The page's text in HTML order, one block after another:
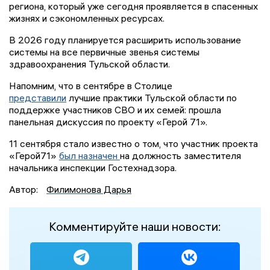
региона, который уже сегодня проявляется в спасенных
жизнях и сэкономленных ресурсах.
В 2026 году планируется расширить использование
системы на все первичные звенья системы
здравоохранения Тульской области.
Напомним, что в сентябре в Столице
представили лучшие практики Тульской области по
поддержке участников СВО и их семей: прошла
панельная дискуссия по проекту «Герой 71».
11 сентября стало известно о том, что участник проекта
«Герой71» был назначен на должность заместителя
начальника инспекции Гостехнадзора.
Автор:
Филимонова Дарья
Комментируйте наши новости: